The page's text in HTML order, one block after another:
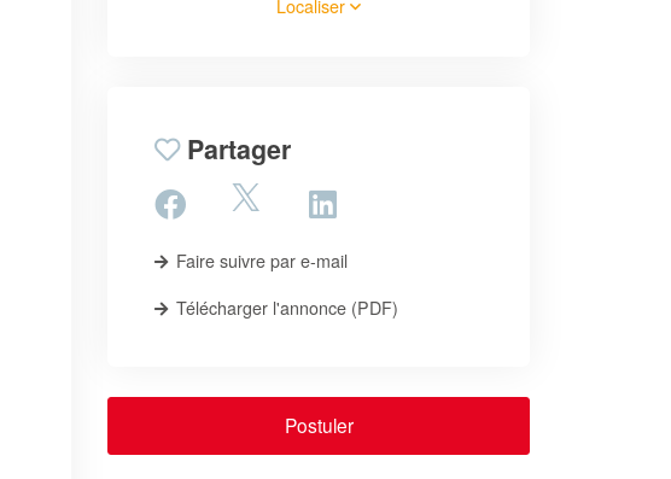
Localiser
Partager
Faire suivre par e-mail
Télécharger l'annonce (PDF)
Postuler